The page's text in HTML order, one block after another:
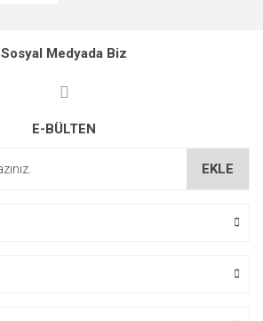
Sosyal Medyada Biz
E-BÜLTEN
EKLE